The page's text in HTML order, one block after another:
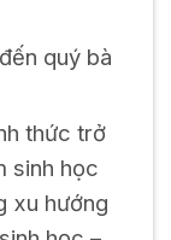
quý bà
thức trở
sinh học
xu hướng